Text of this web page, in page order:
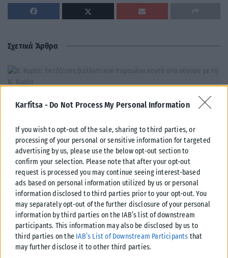
Karfitsa - Do Not Process My Personal Information
If you wish to opt-out of the sale, sharing to third parties, or
processing of your personal or sensitive information for targeted
advertising by us, please use the below opt-out section to
confirm your selection. Please note that after your opt-out
request is processed you may continue seeing interest-based
ads based on personal information utilized by us or personal
information disclosed to third parties prior to your opt-out. You
may separately opt-out of the further disclosure of your personal
information by third parties on the IAB’s list of downstream
participants. This information may also be disclosed by us to
third parties on the IAB’s List of Downstream Participants that
may further disclose it to other third parties.
Σχετικά Άρθρα
ΔΙΕΘΝΉ
Μαύρη Θάλασσα: Ρωσικό πλήγμα σε πλοίο με ξένη σημαία –
Ένας νεκρός
Ρωσική επίθεση προκάλεσε ζημιές σε πλοίο υπό ξένη σημαία με φορτίο